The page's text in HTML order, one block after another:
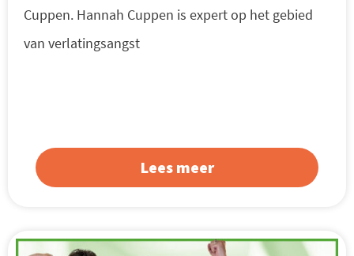
Cuppen. Hannah Cuppen is expert op het gebied
van verlatingsangst
Lees meer